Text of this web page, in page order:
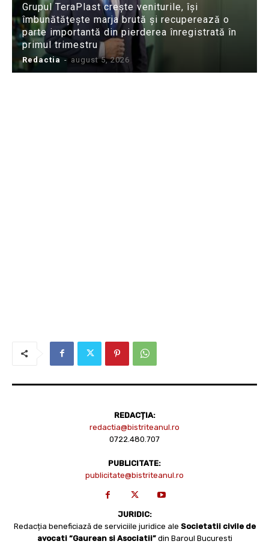
Grupul TeraPlast crește veniturile, își
îmbunătățește marja brută și recuperează o
parte importantă din pierderea înregistrată în
primul trimestru
Redactia - august 5, 2026
REDACȚIA:
redactia@bistriteanul.ro
0722.480.707
PUBLICITATE:
publicitate@bistriteanul.ro
JURIDIC:
Redacția beneficiază de serviciile juridice ale Societatii civile de
avocati “Gaurean si Asociatii” din Baroul Bucuresti